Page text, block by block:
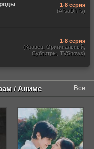
1-8 серия
(AlisaDirilis)
1-8 серия
(Кравец, Оригинальный,
Субтитры, TVShows)
/ Аниме Все